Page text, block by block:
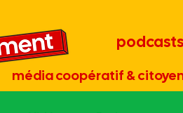
média coopératif &
podcasts